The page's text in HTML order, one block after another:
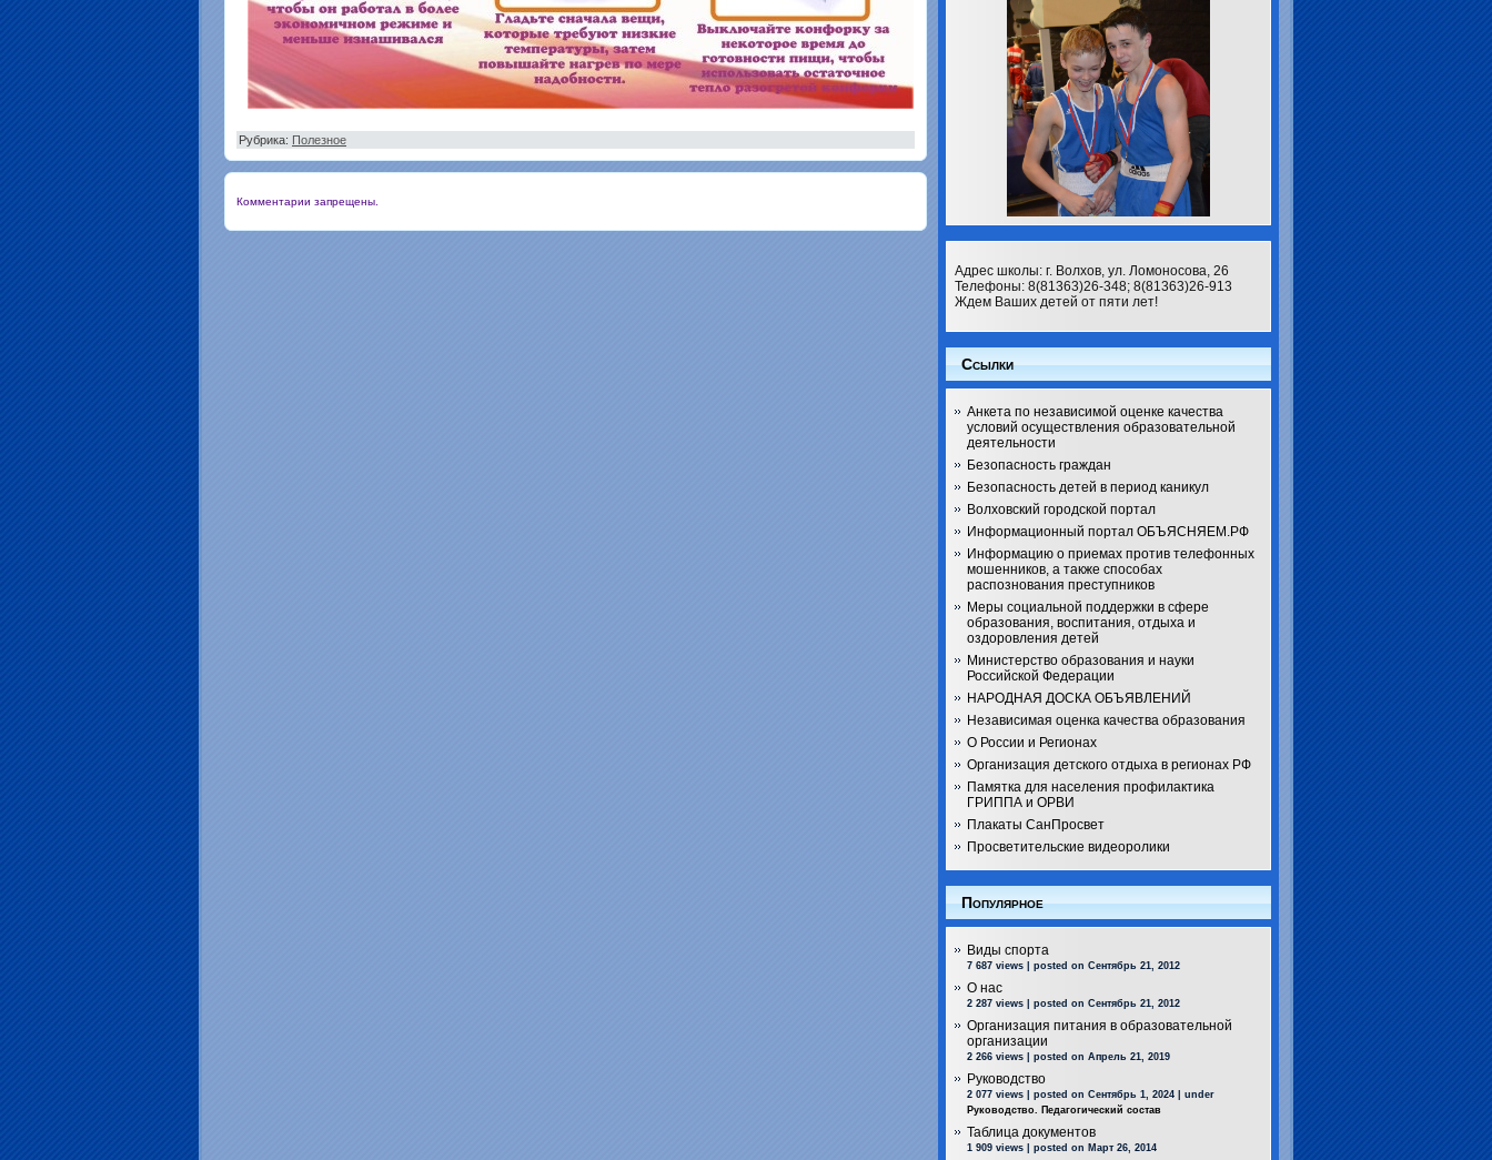
Рубрика: Полезное
Комментарии запрещены.
Адрес школы: г. Волхов, ул. Ломоносова, 26
Телефоны: 8(81363)26-348; 8(81363)26-913
Ждем Ваших детей от пяти лет!
Ссылки
Анкета по независимой оценке качества
условий осуществления образовательной
деятельности
Безопасность граждан
Безопасность детей в период каникул
Волховский городской портал
Информационный портал ОБЪЯСНЯЕМ.РФ
Информацию о приемах против телефонных
мошенников, а также способах
распознования преступников
Меры социальной поддержки в сфере
образования, воспитания, отдыха и
оздоровления детей
Министерство образования и науки
Российской Федерации
НАРОДНАЯ ДОСКА ОБЪЯВЛЕНИЙ
Независимая оценка качества образования
О России и Регионах
Организация детского отдыха в регионах РФ
Памятка для населения профилактика
ГРИППА и ОРВИ
Плакаты СанПросвет
Просветительские видеоролики
Популярное
Виды спорта
7 687 views posted on Сентябрь 21, 2012
О нас
2 287 views posted on Сентябрь 21, 2012
Организация питания в образовательной
организации
2 266 views posted on Апрель 21, 2019
Руководство
2 077 views posted on Сентябрь 1, 2024
under
Руководство. Педагогический состав
Таблица документов
1 909 views posted on Март 26, 2014